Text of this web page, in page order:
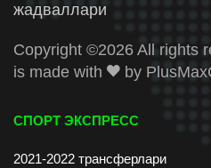
жадваллари
Copyright ©2026 All rights
is made with
by
СПОРТ ЭКСПРЕСС
2021-2022 трансферлари